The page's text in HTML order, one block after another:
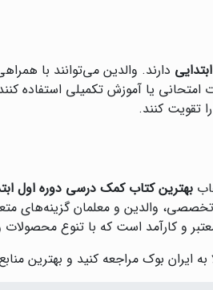
دارند. والدین می‌توانند با
یا آموزش تکمیلی استفاده
تقویت کنند.
بهترین کتاب کمک درسی دوره اول
تخصصی، والدین و معلمان گزینه‌های
و کارآمد است که با تنوع محصولات
بوک مراجعه کنید و بهترین